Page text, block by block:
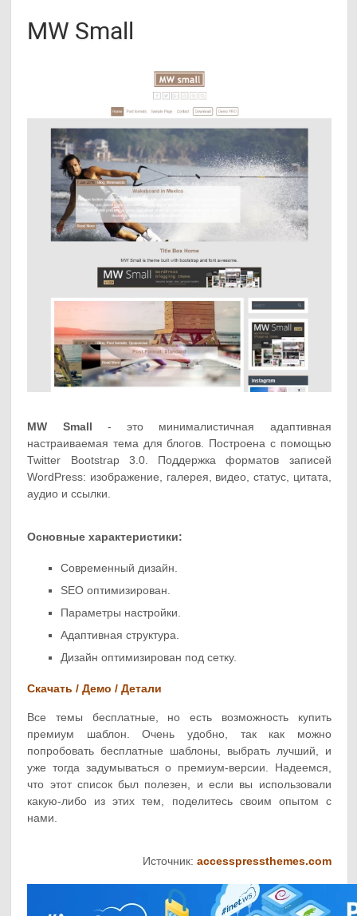
MW Small
MW Small - это минималистичная адаптивная
настраиваемая тема для блогов. Построена с помощью
Twitter Bootstrap 3.0. Поддержка форматов записей
WordPress: изображение, галерея, видео, статус, цитата,
аудио и ссылки.
Основные характеристики:
Современный дизайн.
SEO оптимизирован.
Параметры настройки.
Адаптивная структура.
Дизайн оптимизирован под сетку.
Скачать / Демо / Детали
Все темы бесплатные, но есть возможность купить
премиум шаблон. Очень удобно, так как можно
попробовать бесплатные шаблоны, выбрать лучший, и
уже тогда задумываться о премиум-версии. Надеемся,
что этот список был полезен, и если вы использовали
какую-либо из этих тем, поделитесь своим опытом с
нами.
Источник: accesspressthemes.com